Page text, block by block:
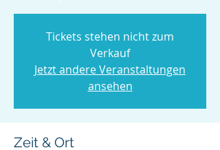
Tickets stehen nicht zum
Verkauf
Jetzt andere Veranstaltungen
ansehen
Zeit & Ort